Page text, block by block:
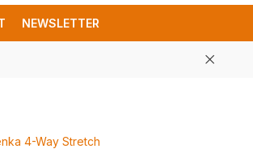
anlegen
NEWSLETTER
4-Way Stretch